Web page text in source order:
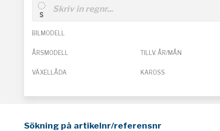
BILMODELL
ÅRSMODELL TILLV. ÅR/MÅN
VÄXELLÅDA KAROSS
Sökning på artikelnr/referensnr